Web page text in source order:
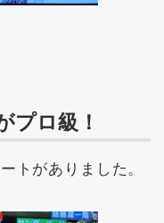
プロ級！
トがありました。